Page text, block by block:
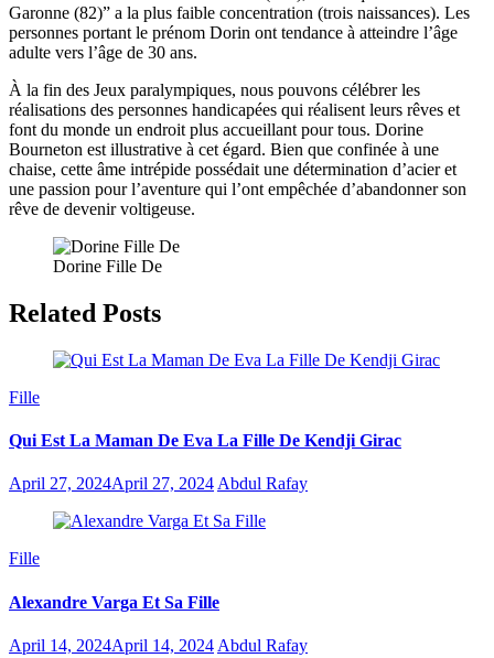
Garonne (82)” a la plus faible concentration (trois naissances). Les
personnes portant le prénom Dorin ont tendance à atteindre l’âge
adulte vers l’âge de 30 ans.
À la fin des Jeux paralympiques, nous pouvons célébrer les
réalisations des personnes handicapées qui réalisent leurs rêves et
font du monde un endroit plus accueillant pour tous. Dorine
Bourneton est illustrative à cet égard. Bien que confinée à une
chaise, cette âme intrépide possédait une détermination d’acier et
une passion pour l’aventure qui l’ont empêchée d’abandonner son
rêve de devenir voltigeuse.
Dorine Fille De
Related Posts
Fille
Qui Est La Maman De Eva La Fille De Kendji Girac
April 27, 2024April 27, 2024 Abdul Rafay
Fille
Alexandre Varga Et Sa Fille
April 14, 2024April 14, 2024 Abdul Rafay